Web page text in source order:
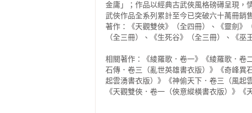
金庸」；作品以經典古武俠風格磅礡呈現，
武俠作品全系列累計至今已突破六十萬冊銷
著作：《天觀雙俠》（全四冊）、《靈劍》
（全三冊）、《生死谷》（全三冊）、《巫
相關著作：《綾羅歌．卷一》《綾羅歌．卷
石傳．卷三（亂世英雄書衣版）》《奇峰異
起雲湧書衣版）》《神偷天下．卷三（風起
《天觀雙俠．卷一（俠意縱橫書衣版）》